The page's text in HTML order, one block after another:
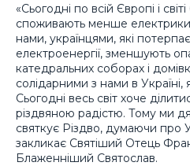
«Сьогодні по всій Європі і
споживають менше
нами, українцями, які
електроенергії, зменшують
катедральних соборах і
солідарними з нами в Україні,
Сьогодні весь світ хоче
різдвяною радістю. Тому ми
святкує Різдво, думаючи про
закликає Святіший Отець
Блаженніший Святослав.